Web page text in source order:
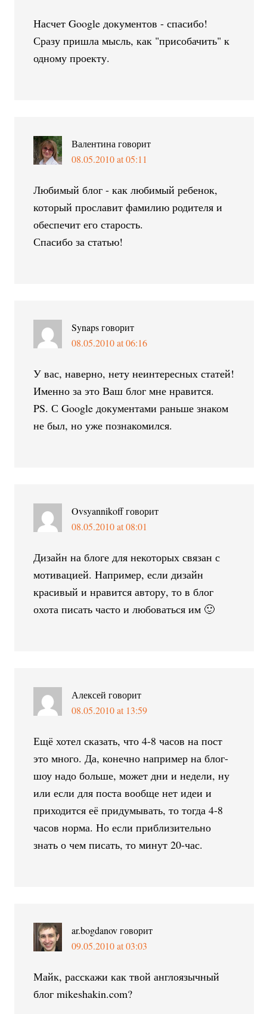
Насчет Google документов - спасибо!
Сразу пришла мысль, как "присобачить" к
одному проекту.
Валентина говорит
08.05.2010 at 05:11
Любимый блог - как любимый ребенок,
который прославит фамилию родителя и
обеспечит его старость.
Спасибо за статью!
Synaps говорит
08.05.2010 at 06:16
У вас, наверно, нету неинтересных статей!
Именно за это Ваш блог мне нравится.
PS. С Google документами раньше знаком
не был, но уже познакомился.
Ovsyannikoffговорит
08.05.2010 at 08:01
Дизайн на блоге для некоторых связан с
мотивацией. Например, если дизайн
красивый и нравится автору, то в блог
охота писать часто и любоваться им 🙂
Алексей говорит
08.05.2010 at 13:59
Ещё хотел сказать, что 4-8 часов на пост
это много. Да, конечно например на блог-
шоу надо больше, может дни и недели, ну
или если для поста вообще нет идеи и
приходится её придумывать, то тогда 4-8
часов норма. Но если приблизительно
знать о чем писать, то минут 20-час.
ar.bogdanov говорит
09.05.2010 at 03:03
Майк, расскажи как твой англоязычный
блог mikeshakin.com?